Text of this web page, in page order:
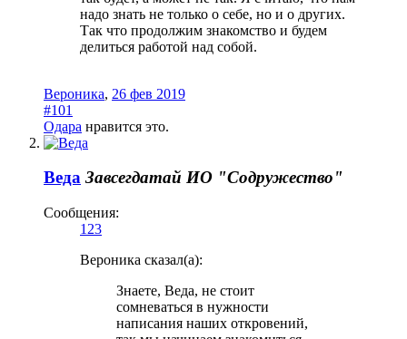
надо знать не только о себе, но и о других.
Так что продолжим знакомство и будем
делиться работой над собой.
Вероника, 26 фев 2019
#101
Одара нравится это.
Веда Завсегдатай ИО "Содружество"
Сообщения:
123
Вероника сказал(а):
Знаете, Веда, не стоит
сомневаться в нужности
написания наших откровений,